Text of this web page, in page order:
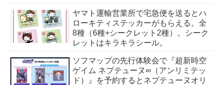
ヤマト運輸営業所で宅急便を送るとハ
ローキティステッカーがもらえる。全
8種（6種+シークレット2種）。シーク
レットはキラキラシール。
ソフマップの先行体験会で『超新時空
ゲイム ネプテューヌ∞（アンリミテッ
ド）』を予約するとネプテューヌオリ